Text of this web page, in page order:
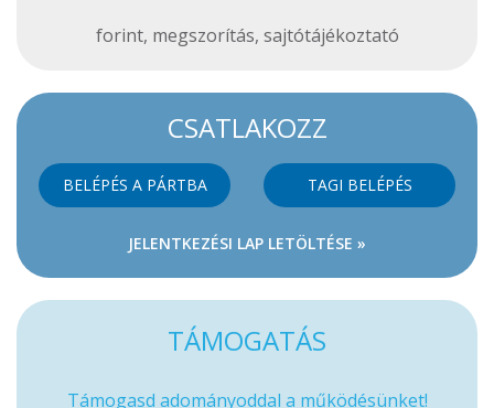
forint, megszorítás, sajtótájékoztató
CSATLAKOZZ
BELÉPÉS A PÁRTBA TAGI BELÉPÉS
JELENTKEZÉSI LAP LETÖLTÉSE »
TÁMOGATÁS
Támogasd adományoddal a működésünket!